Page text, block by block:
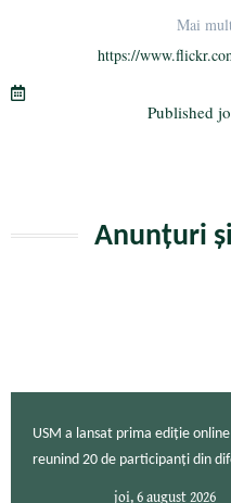
r a
m
Mai
https://
Published
Anunțuri
USM a lansat prima ediție
reunind 20 de participanți din
joi, 6 august 2026